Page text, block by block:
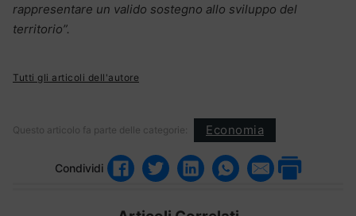
rappresentare un valido sostegno allo sviluppo del
territorio”.
Tutti gli articoli dell'autore
Questo articolo fa parte delle categorie: Economia
Condividi